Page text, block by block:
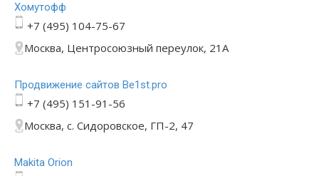
Хомутофф
+7 (495) 104-75-67
Москва, Центросоюзный переулок, 21А
Продвижение сайтов Be1st.pro
+7 (495) 151-91-56
Москва, с. Сидоровское, ГП-2, 47
Makita Orion